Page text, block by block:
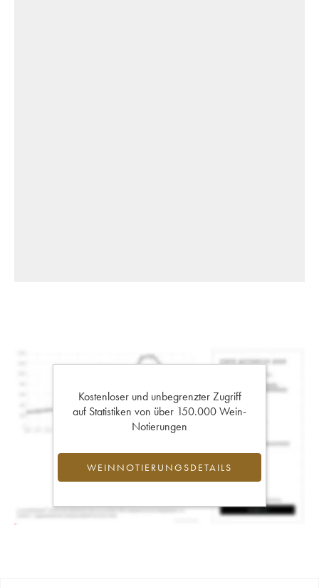
Kostenloser und unbegrenzter Zugriff
auf Statistiken von über 150.000 Wein-
Notierungen
WEINNOTIERUNGSDETAILS